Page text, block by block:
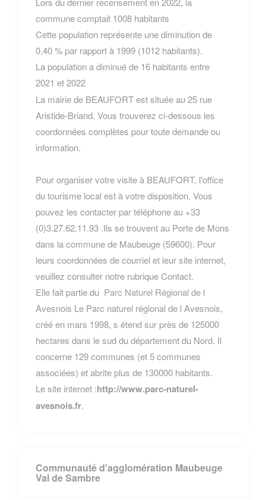
commune comptait 1008 habitants
Cette population représente une diminution de
0,40 % par rapport à 1999 (1012 habitants).
La population a diminué de 16 habitants entre
2021 et 2022
La mairie de BEAUFORT est située au 25 rue
Aristide-Briand. Vous trouverez ci-dessous les
coordonnées complètes pour toute demande ou
information.
Pour organiser votre visite à BEAUFORT, l'office
du tourisme local est à votre disposition. Vous
pouvez les contacter par téléphone au +33
(0)3.27.62.11.93 .Ils se trouvent au Porte de Mons
dans la commune de Maubeuge (59600). Pour
leurs coordonnées de courriel et leur site internet,
veuillez consulter notre rubrique Contact.
Elle fait partie du Parc Naturel Régional de l
Avesnois Le Parc naturel régional de l Avesnois,
créé en mars 1998, s étend sur près de 125000
hectares dans le sud du département du Nord. Il
concerne 129 communes (et 5 communes
associées) et abrite plus de 130000 habitants.
Le site internet :http://www.parc-naturel-
avesnois.fr.
Communauté d'agglomération Maubeuge
Val de Sambre